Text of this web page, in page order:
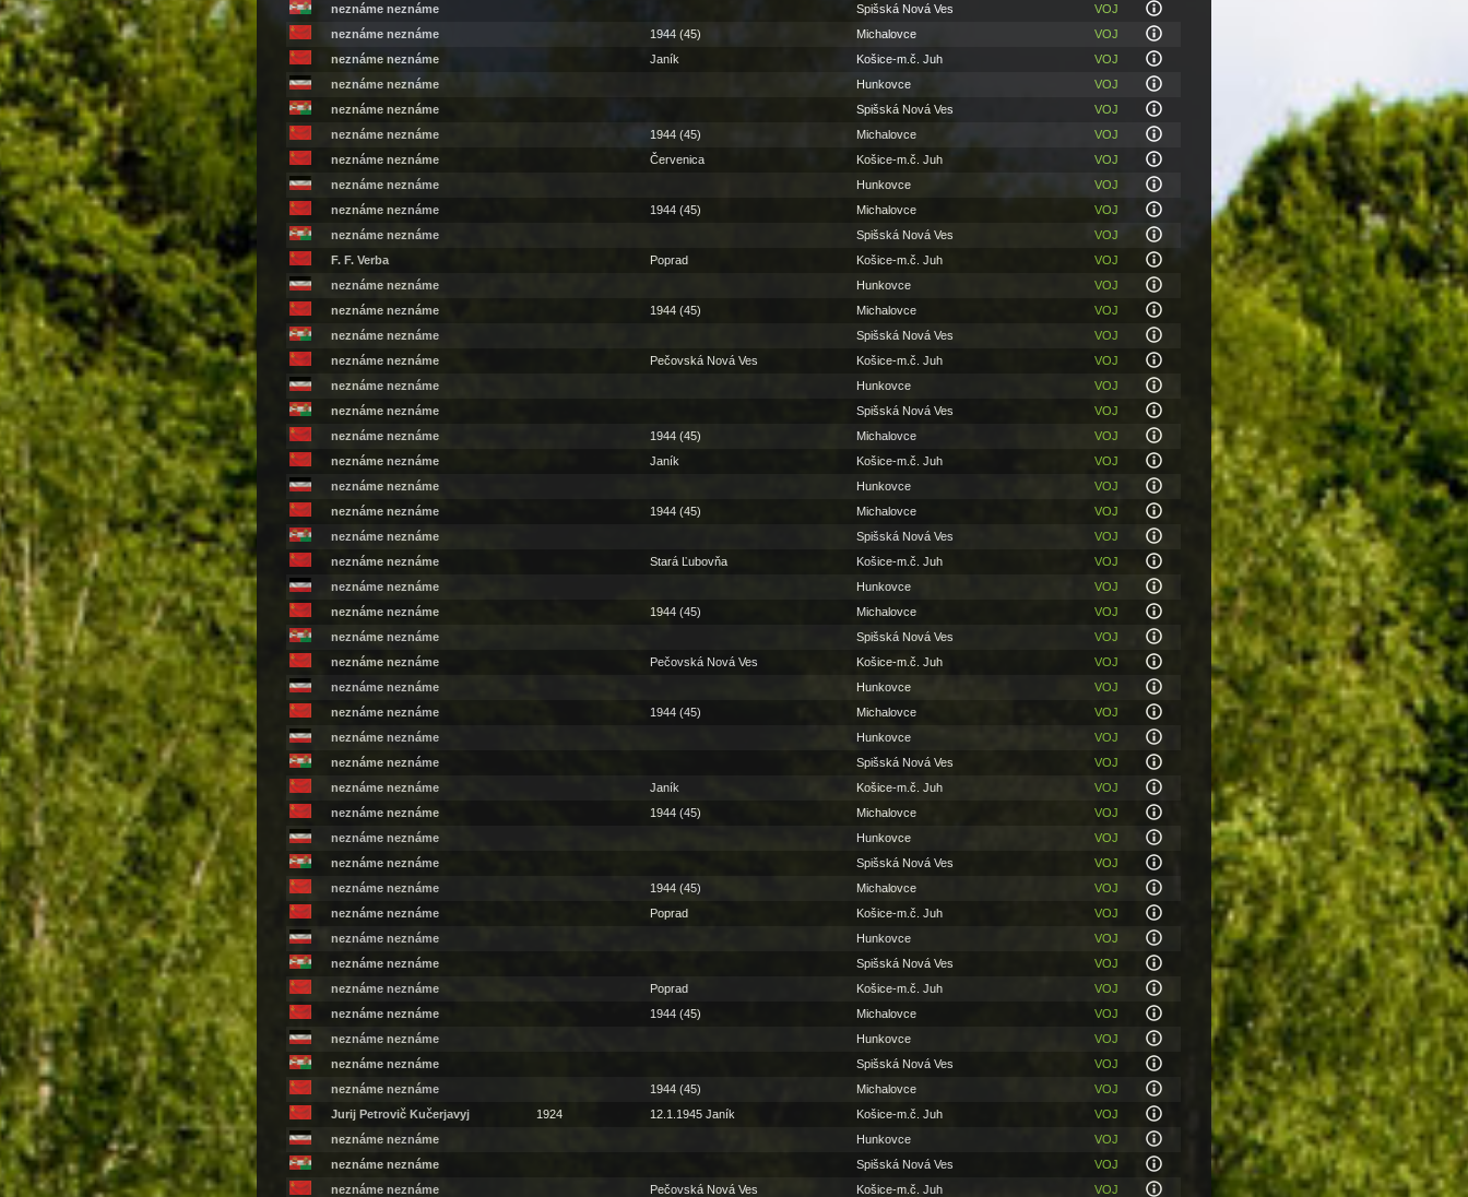
neznáme neznáme
Spišská Nová Ves
VOJ
neznáme neznáme
1944 (45) Michalovce
VOJ
neznáme neznáme
Janík Košice-m.č. Juh
VOJ
neznáme neznáme
Hunkovce
VOJ
neznáme neznáme
Spišská Nová Ves
VOJ
neznáme neznáme
1944 (45) Michalovce
VOJ
neznáme neznáme
Červenica Košice-m.č. Juh
VOJ
neznáme neznáme
Hunkovce
VOJ
neznáme neznáme
1944 (45) Michalovce
VOJ
neznáme neznáme
Spišská Nová Ves
VOJ
F. F. Verba
Poprad Košice-m.č. Juh
VOJ
neznáme neznáme
Hunkovce
VOJ
neznáme neznáme
1944 (45) Michalovce
VOJ
neznáme neznáme
Spišská Nová Ves
VOJ
neznáme neznáme
Pečovská Nová Ves Košice-m.č. Juh
VOJ
neznáme neznáme
Hunkovce
VOJ
neznáme neznáme
Spišská Nová Ves
VOJ
neznáme neznáme
1944 (45) Michalovce
VOJ
neznáme neznáme
Janík Košice-m.č. Juh
VOJ
neznáme neznáme
Hunkovce
VOJ
neznáme neznáme
1944 (45) Michalovce
VOJ
neznáme neznáme
Spišská Nová Ves
VOJ
neznáme neznáme
Stará Ľubovňa Košice-m.č. Juh
VOJ
neznáme neznáme
Hunkovce
VOJ
neznáme neznáme
1944 (45) Michalovce
VOJ
neznáme neznáme
Spišská Nová Ves
VOJ
neznáme neznáme
Pečovská Nová Ves Košice-m.č. Juh
VOJ
neznáme neznáme
Hunkovce
VOJ
neznáme neznáme
1944 (45) Michalovce
VOJ
neznáme neznáme
Hunkovce
VOJ
neznáme neznáme
Spišská Nová Ves
VOJ
neznáme neznáme
Janík Košice-m.č. Juh
VOJ
neznáme neznáme
1944 (45) Michalovce
VOJ
neznáme neznáme
Hunkovce
VOJ
neznáme neznáme
Spišská Nová Ves
VOJ
neznáme neznáme
1944 (45) Michalovce
VOJ
neznáme neznáme
Poprad Košice-m.č. Juh
VOJ
neznáme neznáme
Hunkovce
VOJ
neznáme neznáme
Spišská Nová Ves
VOJ
neznáme neznáme
Poprad Košice-m.č. Juh
VOJ
neznáme neznáme
1944 (45) Michalovce
VOJ
neznáme neznáme
Hunkovce
VOJ
neznáme neznáme
Spišská Nová Ves
VOJ
neznáme neznáme
1944 (45) Michalovce
VOJ
Jurij Petrovič Kučerjavyj
1924 12.1.1945 Janík Košice-m.č. Juh
VOJ
neznáme neznáme
Hunkovce
VOJ
neznáme neznáme
Spišská Nová Ves
VOJ
neznáme neznáme
Pečovská Nová Ves Košice-m.č. Juh
VOJ